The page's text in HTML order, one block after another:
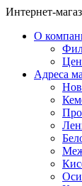
Интернет-
О
Адреса